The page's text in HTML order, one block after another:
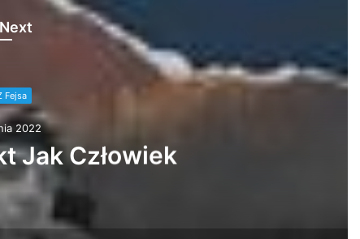
Fejsa
2022
ale my swoją ma…